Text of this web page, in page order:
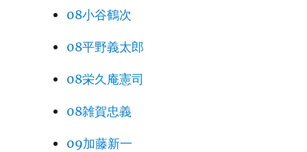
08小谷鶴次
08平野義太郎
08栄久庵憲司
08雑賀忠義
09加藤新一